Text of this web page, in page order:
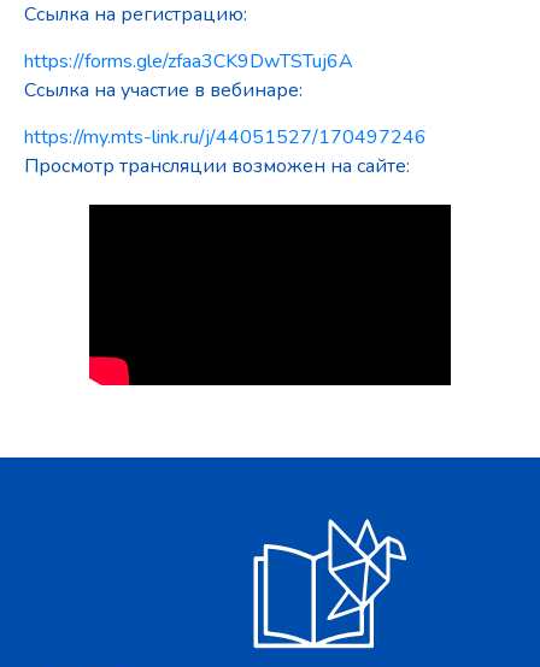
Ссылка на регистрацию:
https://forms.gle/zfaa3CK9DwTSTuj6A
Ссылка на участие в вебинаре:
https://my.mts-link.ru/j/44051527/170497246
Просмотр трансляции возможен на сайте: